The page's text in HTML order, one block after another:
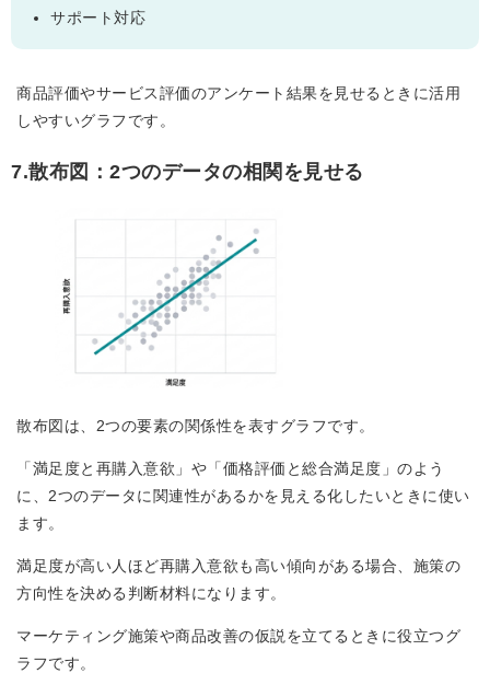
サポート対応
商品評価やサービス評価のアンケート結果を見せるときに活用
しやすいグラフです。
7.散布図：2つのデータの相関を見せる
散布図は、2つの要素の関係性を表すグラフです。
「満足度と再購入意欲」や「価格評価と総合満足度」のよう
に、2つのデータに関連性があるかを見える化したいときに使い
ます。
満足度が高い人ほど再購入意欲も高い傾向がある場合、施策の
方向性を決める判断材料になります。
マーケティング施策や商品改善の仮説を立てるときに役立つグ
ラフです。